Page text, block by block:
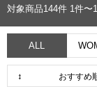
対象商品144件 1件〜
ALL